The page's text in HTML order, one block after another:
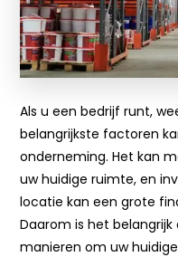
Als u een bedrijf runt,
belangrijkste factoren
onderneming. Het kan
uw huidige ruimte, en
locatie kan een grote
Daarom is het
manieren om uw